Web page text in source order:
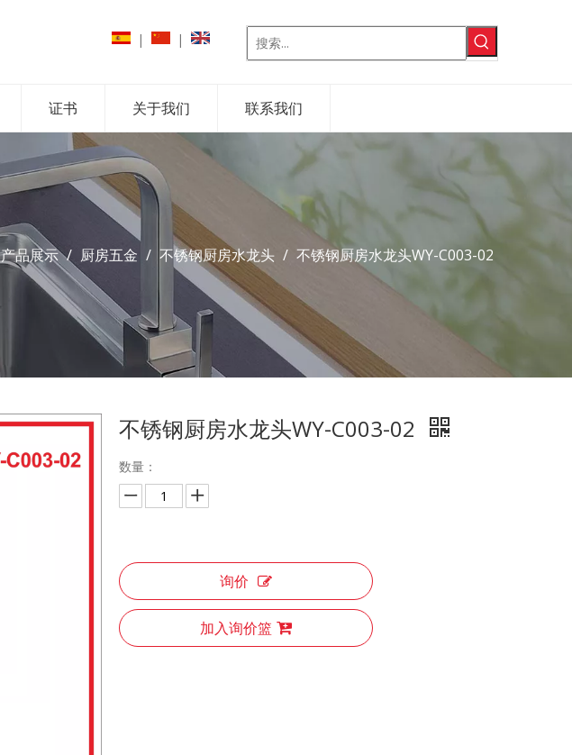
| |
证书 关于我们 联系我们
产品展示 / 厨房五金 / 不锈钢厨房水龙头 / 不锈钢厨房水龙头WY-C003-02
不锈钢厨房水龙头WY-C003-02
数量：
询价
加入询价篮